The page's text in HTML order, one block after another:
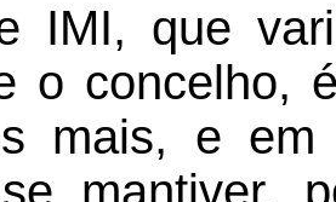
IMI, que
o concelho,
mais, e
mantiver,